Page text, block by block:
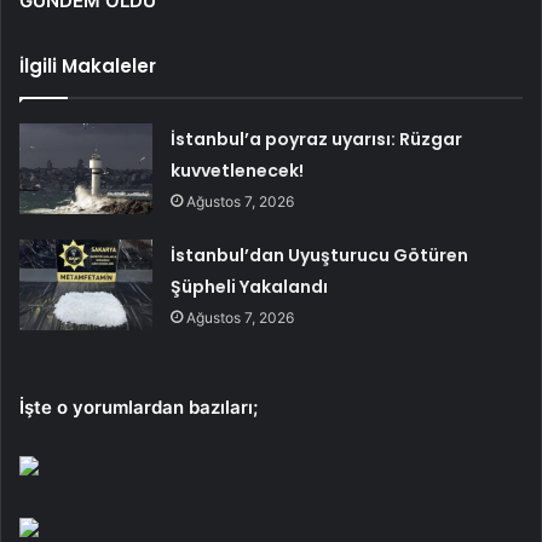
İlgili Makaleler
İstanbul’a poyraz uyarısı: Rüzgar
kuvvetlenecek!
Ağustos 7, 2026
İstanbul’dan Uyuşturucu Götüren
Şüpheli Yakalandı
Ağustos 7, 2026
İşte o yorumlardan bazıları;